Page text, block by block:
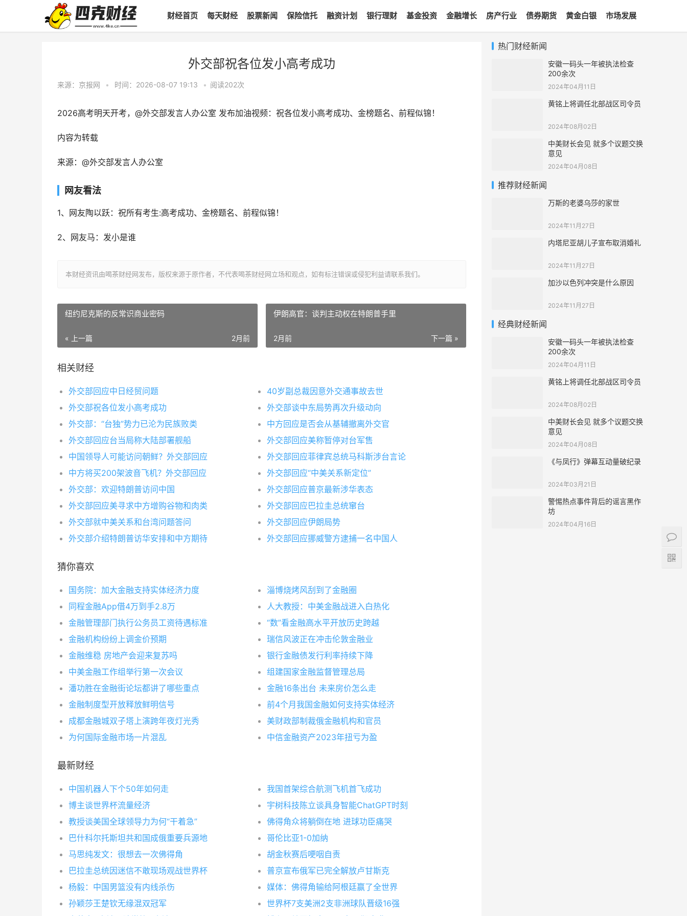
财经首页 每天财经 股票新闻 保险信托 融资计划 银行理财 基金投资 金融增长 房产行业 债券期货 黄金白银 市场发展
外交部祝各位发小高考成功
来源：京报网 • 时间：2026-08-07 19:13 • 阅读202次
2026高考明天开考，@外交部发言人办公室 发布加油视频：祝各位发小高考成功、金榜题名、前程似锦！
内容为转载
来源：@外交部发言人办公室
网友看法
1、网友陶以跃：祝所有考生:高考成功、金榜题名、前程似锦！
2、网友马：发小是谁
本财经资讯由喝茶财经网发布，版权来源于原作者，不代表喝茶财经网立场和观点，如有标注错误或侵犯利益请联系我们。
纽约尼克斯的反常识商业密码
« 上一篇 2月前
伊朗高官：谈判主动权在特朗普手里
下一篇 »
2月前
相关财经
外交部回应中日经贸问题
40岁副总裁因意外交通事故去世
外交部祝各位发小高考成功
外交部谈中东局势再次升级动向
外交部：“台独”势力已沦为民族败类
中方回应是否会从基辅撤离外交官
外交部回应台当局称大陆部署舰船
外交部回应美称暂停对台军售
中国领导人可能访问朝鲜？外交部回应
外交部回应菲律宾总统马科斯涉台言论
中方将买200架波音飞机？外交部回应
外交部回应“中美关系新定位”
外交部：欢迎特朗普访问中国
外交部回应普京最新涉华表态
外交部回应美寻求中方增购谷物和肉类
外交部回应巴拉圭总统窜台
外交部就中美关系和台湾问题答问
外交部回应伊朗局势
外交部介绍特朗普访华安排和中方期待
外交部回应挪威警方逮捕一名中国人
猜你喜欢
国务院：加大金融支持实体经济力度
淄博烧烤风刮到了金融圈
同程金融App借4万到手2.8万
人大教授：中美金融战进入白热化
金融管理部门执行公务员工资待遇标准
“数”看金融高水平开放历史跨越
金融机构纷纷上调金价预期
瑞信风波正在冲击伦敦金融业
金融维稳 房地产会迎来复苏吗
银行金融债发行利率持续下降
中美金融工作组举行第一次会议
组建国家金融监督管理总局
潘功胜在金融街论坛都讲了哪些重点
金融16条出台 未来房价怎么走
金融制度型开放释放鲜明信号
前4个月我国金融如何支持实体经济
成都金融城双子塔上演跨年夜灯光秀
美财政部制裁俄金融机构和官员
为何国际金融市场一片混乱
中信金融资产2023年扭亏为盈
最新财经
中国机器人下个50年如何走
我国首架综合航测飞机首飞成功
博主谈世界杯流量经济
宇树科技陈立谈具身智能ChatGPT时刻
教授谈美国全球领导力为何“干着急”
佛得角众将躺倒在地 进球功臣痛哭
巴什科尔托斯坦共和国成俄重要兵源地
哥伦比亚1-0加纳
马思纯发文：很想去一次佛得角
胡金秋赛后哽咽自责
巴拉圭总统因迷信不敢现场观战世界杯
普京宣布俄军已完全解放卢甘斯克
杨毅：中国男篮没有内线杀伤
媒体：佛得角输给阿根廷赢了全世界
孙颖莎王楚钦无缘混双冠军
世界杯7支美洲2支非洲球队晋级16强
热门财经新闻
安徽一码头一年被执法检查
200余次
2024年04月11日
黄铭上将调任北部战区司令员
2024年08月02日
中美财长会见 就多个议题交换
意见
2024年04月08日
推荐财经新闻
万斯的老婆乌莎的家世
2024年11月27日
内塔尼亚胡儿子宣布取消婚礼
2024年11月27日
加沙以色列冲突是什么原因
2024年11月27日
经典财经新闻
安徽一码头一年被执法检查
200余次
2024年04月11日
黄铭上将调任北部战区司令员
2024年08月02日
中美财长会见 就多个议题交换
意见
2024年04月08日
《与凤行》弹幕互动量破纪录
2024年03月21日
警惕热点事件背后的谣言黑作
坊
2024年04月16日